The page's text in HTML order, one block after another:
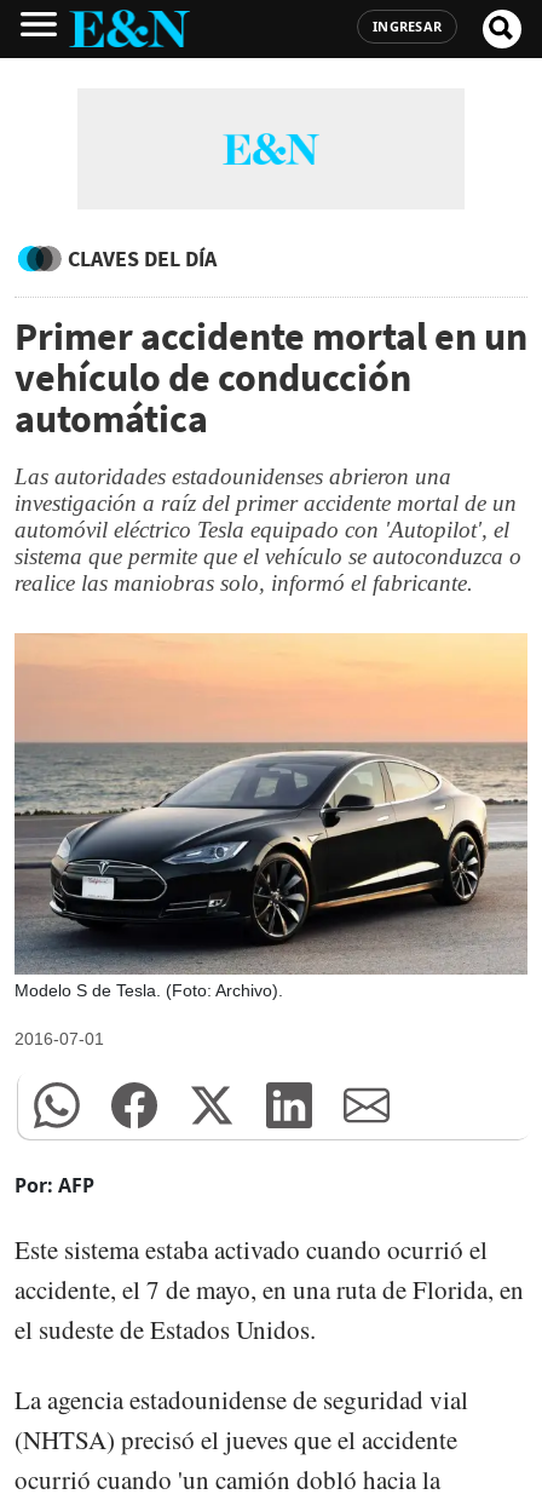
INGRESAR
CLAVES DEL DÍA
Primer accidente mortal en un
vehículo de conducción
automática
Las autoridades estadounidenses abrieron una
investigación a raíz del primer accidente mortal de un
automóvil eléctrico Tesla equipado con 'Autopilot', el
sistema que permite que el vehículo se autoconduzca o
realice las maniobras solo, informó el fabricante.
Modelo S de Tesla. (Foto: Archivo).
2016-07-01
Por: AFP
Este sistema estaba activado cuando ocurrió el
accidente, el 7 de mayo, en una ruta de Florida, en
el sudeste de Estados Unidos.
La agencia estadounidense de seguridad vial
(NHTSA) precisó el jueves que el accidente
ocurrió cuando 'un camión dobló hacia la